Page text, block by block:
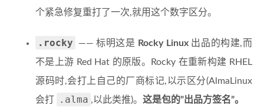
个紧急修复重打了一次,就用这个数字区分。
.rocky —— 标明这是 Rocky Linux出品的构建,而
不是上游 Red Hat 的原版。Rocky 在重新构建 RHEL
源码时,会打上自己的厂商标记,以示区分(AlmaLinux
会打
.alma ,以此类推)。 这是包的”出品方签名”。